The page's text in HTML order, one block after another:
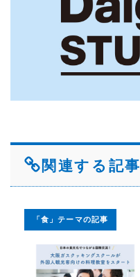
関連する記事
「食」テーマの記事